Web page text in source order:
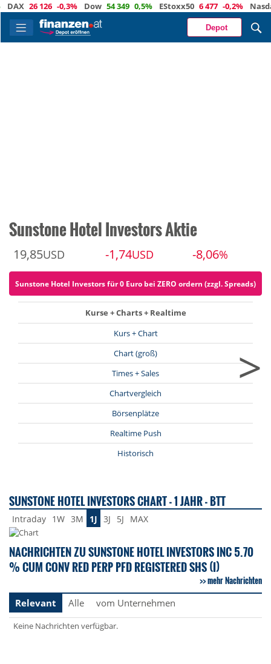
26 126 -0,3% Dow 54 349 0,5% EStoxx50 6 477 -0,2% Nasdaq
Depot
Sunstone Hotel Investors Aktie
19,85USD -1,74USD -8,06%
Sunstone Hotel Investors für 0 Euro bei ZERO ordern (zzgl. Spreads)
Kurse + Charts + Realtime
Kurs + Chart
Chart (groß)
Times + Sales
Chartvergleich
Börsenplätze
Realtime Push
Historisch
>
SUNSTONE HOTEL INVESTORS CHART - 1 JAHR - BTT
Intraday 1W 3M 1J 3J 5J MAX
NACHRICHTEN ZU SUNSTONE HOTEL INVESTORS INC 5.70
% CUM CONV RED PERP PFD REGISTERED SHS (I)
mehr Nachrichten
Relevant
Alle vom Unternehmen
Keine Nachrichten verfügbar.